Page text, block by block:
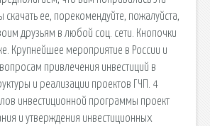
скачать ее, порекомендуйте, пожалуйста,
друзьям в любой соц. сети. Кнопочки
Крупнейшее мероприятие в России и
привлечения инвестиций в
и реализации проектов ГЧП. 4
инвестиционной программы проект
и утверждения инвестиционных